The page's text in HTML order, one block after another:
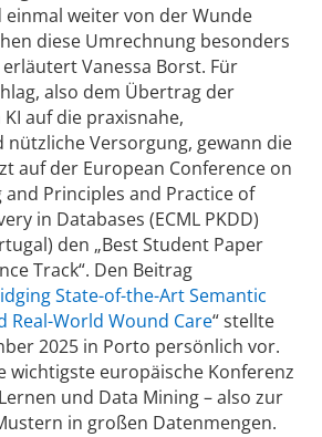
weiter von der Wunde
diese Umrechnung besonders
Vanessa Borst. Für
also dem Übertrag der
auf die praxisnahe,
Versorgung, gewann die
auf der European Conference on
and Principles and Practice of
in Databases (ECML PKDD)
den „Best Student Paper
Track“. Den Beitrag
State-of-the-Art Semantic
Real-World Wound Care“ stellte
2025 in Porto persönlich vor.
wichtigste europäische Konferenz
und Data Mining – also zur
in großen Datenmengen.